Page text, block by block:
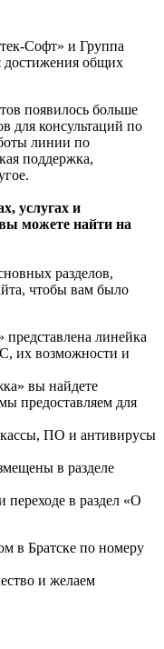
Софт» и Группа
достижения общих
появилось больше
для консультаций по
линии по
поддержка,
услугах и
можете найти на
разделов,
чтобы вам было
линейка
их возможности и
вы найдете
предоставляем для
кассы, ПО и антивирусы
в разделе
в раздел «О
в Братске по номеру
и желаем